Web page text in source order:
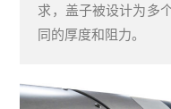
求，盖子被设计为多
同的厚度和阻力。